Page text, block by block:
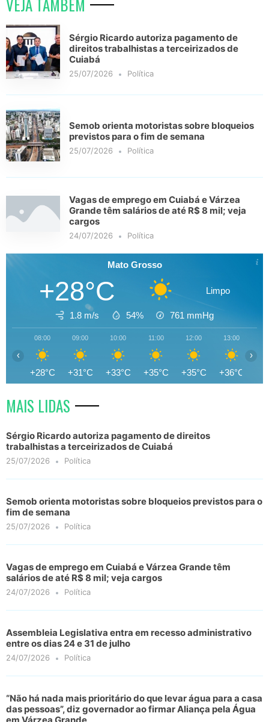
VEJA TAMBÉM
Sérgio Ricardo autoriza pagamento de
direitos trabalhistas a terceirizados de
Cuiabá
25/07/2026 Política
Semob orienta motoristas sobre bloqueios
previstos para o fim de semana
25/07/2026 Política
Vagas de emprego em Cuiabá e Várzea
Grande têm salários de até R$ 8 mil; veja
cargos
24/07/2026 Política
Mato Grosso
+28°C Limpo
1.8 m/s 54% 761 mmHg
08:00
+28°C
09:00
+31°C
10:00
+33°C
11:00
+35°C
12:00
+35°C
13:00
+36°C
‹ ›
MAIS LIDAS
Sérgio Ricardo autoriza pagamento de direitos
trabalhistas a terceirizados de Cuiabá
25/07/2026 Política
Semob orienta motoristas sobre bloqueios previstos para o
fim de semana
25/07/2026 Política
Vagas de emprego em Cuiabá e Várzea Grande têm
salários de até R$ 8 mil; veja cargos
24/07/2026 Política
Assembleia Legislativa entra em recesso administrativo
entre os dias 24 e 31 de julho
24/07/2026 Política
“Não há nada mais prioritário do que levar água para a casa
das pessoas”, diz governador ao firmar Aliança pela Água